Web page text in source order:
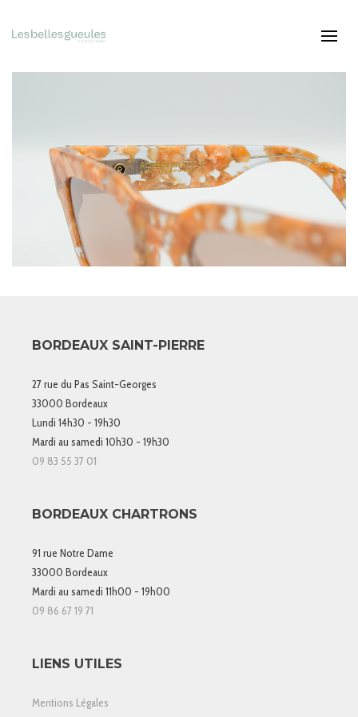
BORDEAUX SAINT-PIERRE
27 rue du Pas Saint-Georges
33000 Bordeaux
Lundi 14h30 - 19h30
Mardi au samedi 10h30 - 19h30
09 83 55 37 01
BORDEAUX CHARTRONS
91 rue Notre Dame
33000 Bordeaux
Mardi au samedi 11h00 - 19h00
09 86 67 19 71
LIENS UTILES
Mentions Légales